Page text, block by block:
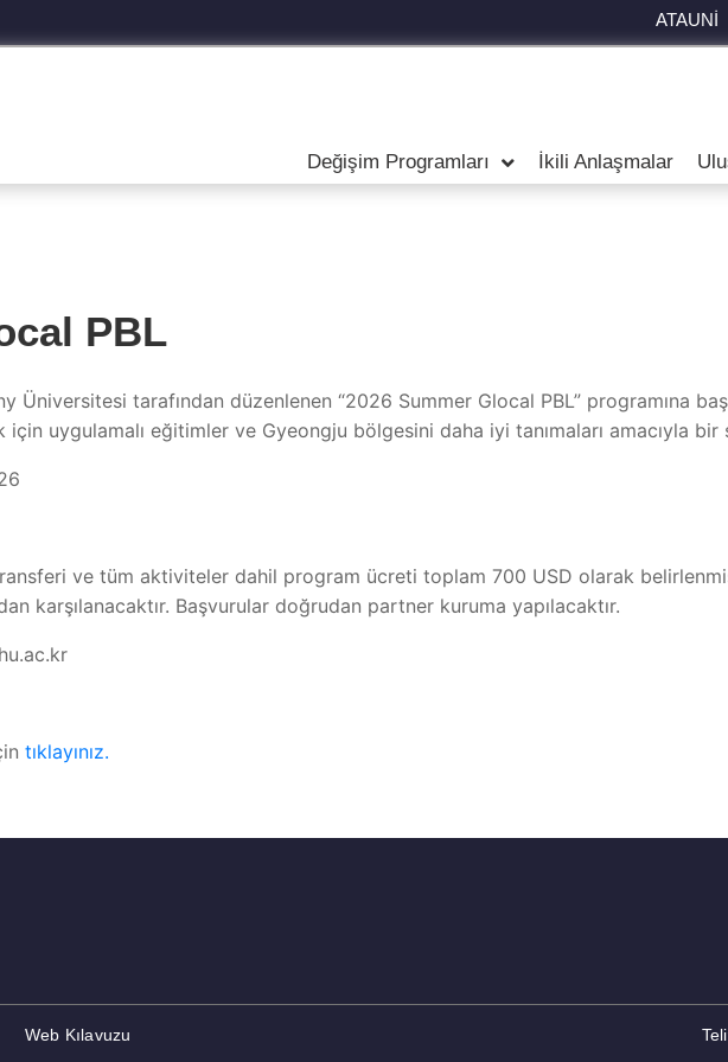
ATAUNİ
Değişim Programları İkili Anlaşmalar
PBL
Üniversitesi tarafından düzenlenen “2026 Summer Glocal PBL” programına
için uygulamalı eğitimler ve Gyeongju bölgesini daha iyi tanımaları amacıyla
ve tüm aktiviteler dahil program ücreti toplam 700 USD olarak
karşılanacaktır. Başvurular doğrudan partner kuruma yapılacaktır.
tıklayınız.
Web Kılavuzu